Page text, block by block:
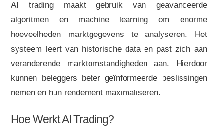
AI trading maakt gebruik van geavanceerde
algoritmen en machine learning om enorme
hoeveelheden marktgegevens te analyseren. Het
systeem leert van historische data en past zich aan
veranderende marktomstandigheden aan. Hierdoor
kunnen beleggers beter geïnformeerde beslissingen
nemen en hun rendement maximaliseren.
Hoe Werkt AI Trading?